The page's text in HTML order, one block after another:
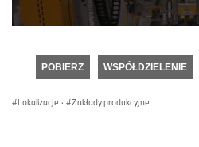
seconds
POBIERZ WSPÓŁDZIELENIE
Lokalizacje · Zakłady produkcyjne